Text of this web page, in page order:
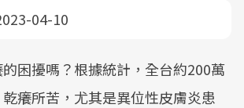
04-10
困擾嗎？根據統計，全台約200萬
癢所苦，尤其是異位性皮膚炎患